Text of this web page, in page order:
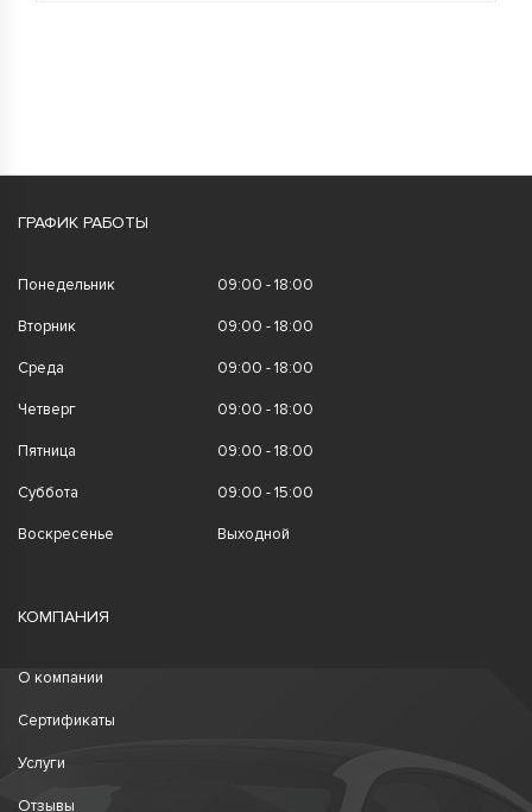
ГРАФИК РАБОТЫ
Понедельник 09:00 - 18:00
Вторник 09:00 - 18:00
Среда 09:00 - 18:00
Четверг 09:00 - 18:00
Пятница 09:00 - 18:00
Суббота 09:00 - 15:00
Воскресенье Выходной
КОМПАНИЯ
О компании
Сертификаты
Услуги
Отзывы